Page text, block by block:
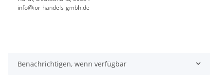
info@ior-handels-gmbh.de
Benachrichtigen, wenn verfügbar